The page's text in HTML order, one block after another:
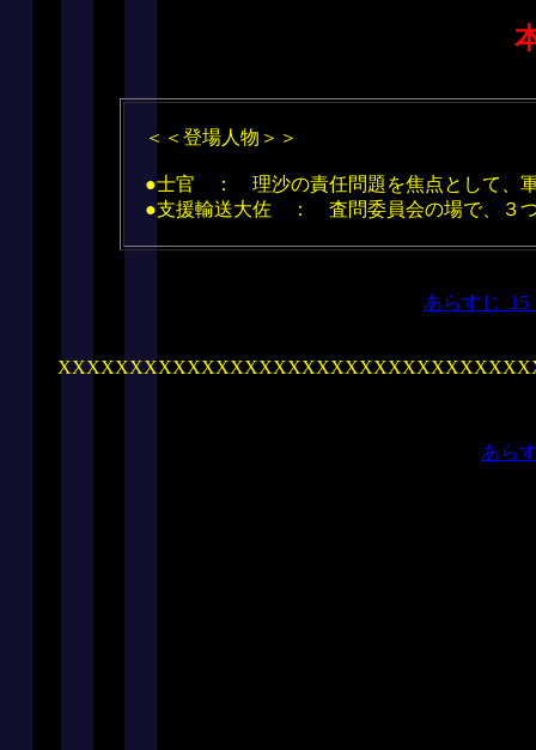
＜＜登場人物＞＞
●士官 ： 理沙の責任問題を焦点として、軍
●支援輸送大佐 ： 査問委員会の場で、３つ
あらすじ
あら